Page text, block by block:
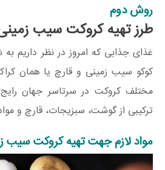
روش دوم
طرز تهیه کروکت سیب
غذای جذابی که امروز در نظر داریم
کوکو سیب زمینی و قارچ یا همان
مختلف کروکت در سرتاسر جهان
ترکیبی از گوشت، سبزیجات، قارچ و
مواد لازم جهت تهیه کروکت سیب